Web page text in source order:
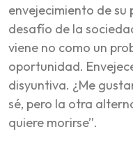
envejecimiento de su
desafío de la
viene no como un
oportunidad.
disyuntiva. ¿Me
sé, pero la otra
quiere morirse”.